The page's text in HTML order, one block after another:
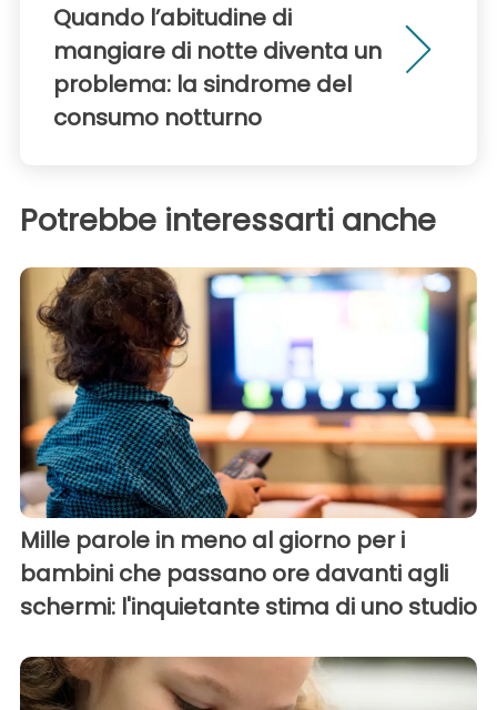
Quando l’abitudine di
mangiare di notte diventa un
problema: la sindrome del
consumo notturno
Potrebbe interessarti anche
Mille parole in meno al giorno per i
bambini che passano ore davanti agli
schermi: l'inquietante stima di uno studio